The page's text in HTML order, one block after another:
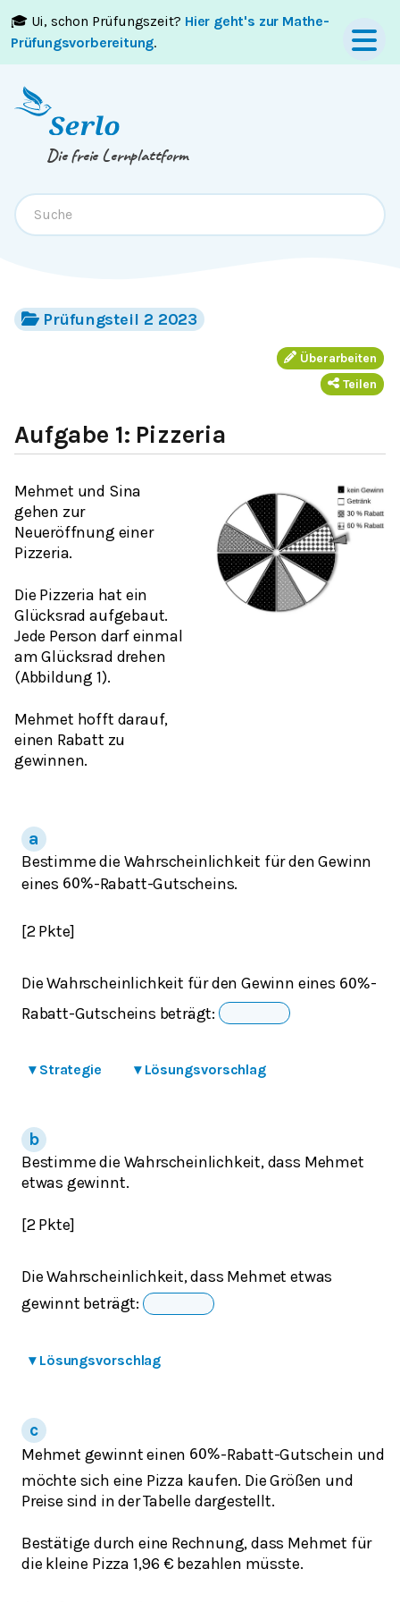
🎓 Ui, schon Prüfungszeit? Hier geht's zur Mathe-
Prüfungsvorbereitung.
Springe zumInhaltoderFooter
Die freie Lernplattform
Prüfungsteil 2 2023
Überarbeiten
Teilen
Aufgabe 1: Pizzeria
Mehmet und Sina
gehen zur
Neueröffnung einer
Pizzeria.
Die Pizzeria hat ein
Glücksrad aufgebaut.
Jede Person darf einmal
am Glücksrad drehen
(Abbildung 1).
Mehmet hofft darauf,
einen Rabatt zu
gewinnen.
Bestimme die Wahrscheinlichkeit für den Gewinn
eines 60%-Rabatt-Gutscheins.
[2 Pkte]
Die Wahrscheinlichkeit für den Gewinn eines 60%-
Rabatt-Gutscheins beträgt:
▾ Strategie ▾ Lösungsvorschlag
Bestimme die Wahrscheinlichkeit, dass Mehmet
etwas gewinnt.
[2 Pkte]
Die Wahrscheinlichkeit, dass Mehmet etwas
gewinnt beträgt:
▾ Lösungsvorschlag
Mehmet gewinnt einen 60%-Rabatt-Gutschein und
möchte sich eine Pizza kaufen. Die Größen und
Preise sind in der Tabelle dargestellt.
Bestätige durch eine Rechnung, dass Mehmet für
die kleine Pizza 1,96 € bezahlen müsste.